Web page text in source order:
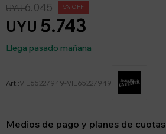
UYU 5.743
UYU6.045 5
Llega pasado mañana
VIE65227949-VIE65227949
Medios de pago y planes de cuotas